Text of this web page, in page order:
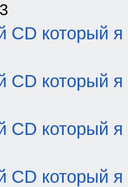
CD который я
CD который я
CD который я
CD который я